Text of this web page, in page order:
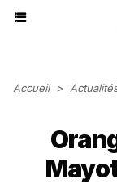
Accueil >